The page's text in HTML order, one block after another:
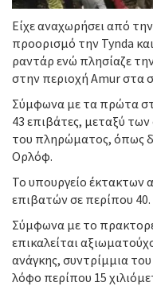
Είχε αναχωρήσει από
προορισμό την Tynda
ραντάρ ενώ πλησίαζε
στην περιοχή Amur στα
Σύμφωνα με τα πρώτα
43 επιβάτες, μεταξύ των
του πληρώματος, όπως
Ορλόφ.
Το υπουργείο έκτακτων
επιβατών σε περίπου 40.
Σύμφωνα με το
επικαλείται
ανάγκης, συντρίμμια
λόφο περίπου 15